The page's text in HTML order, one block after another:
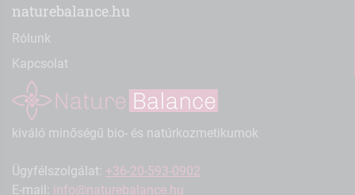
naturebalance.hu
Rólunk
Kapcsolat
kiváló minőségű bio- és natúrkozmetikumok
Ügyfélszolgálat: +36-20-593-0902
E-mail: info@naturebalance.hu